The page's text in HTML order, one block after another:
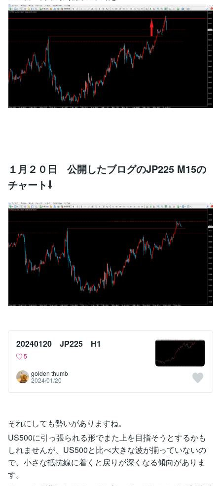
１月２０日 公開したブログのJP225 M15の
チャート⇩
20240120 JP225 H1
5
golden thumb
2024/01/20
それにしても勢いがありますね。
US500に引っ張られる形でまた上を目指そうとするかも
しれませんが、US500と比べ大きな波が揃っていないの
で、小さな抵抗線に着くと戻りが深くなる傾向がありま
す。